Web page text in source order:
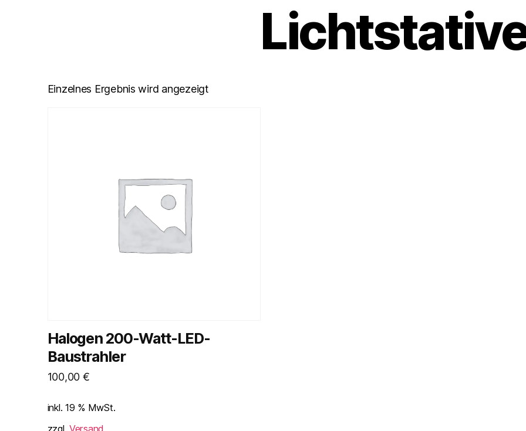
Einzelnes Ergebnis wird angezeigt
Halogen 200-Watt-LED-
Baustrahler
100,00 €
inkl. 19 % MwSt.
zzgl.Versand